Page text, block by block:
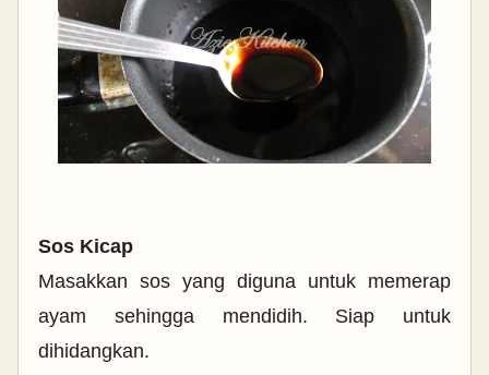
Sos Kicap
Masakkan sos yang diguna untuk memerap
ayam sehingga mendidih. Siap untuk
dihidangkan.